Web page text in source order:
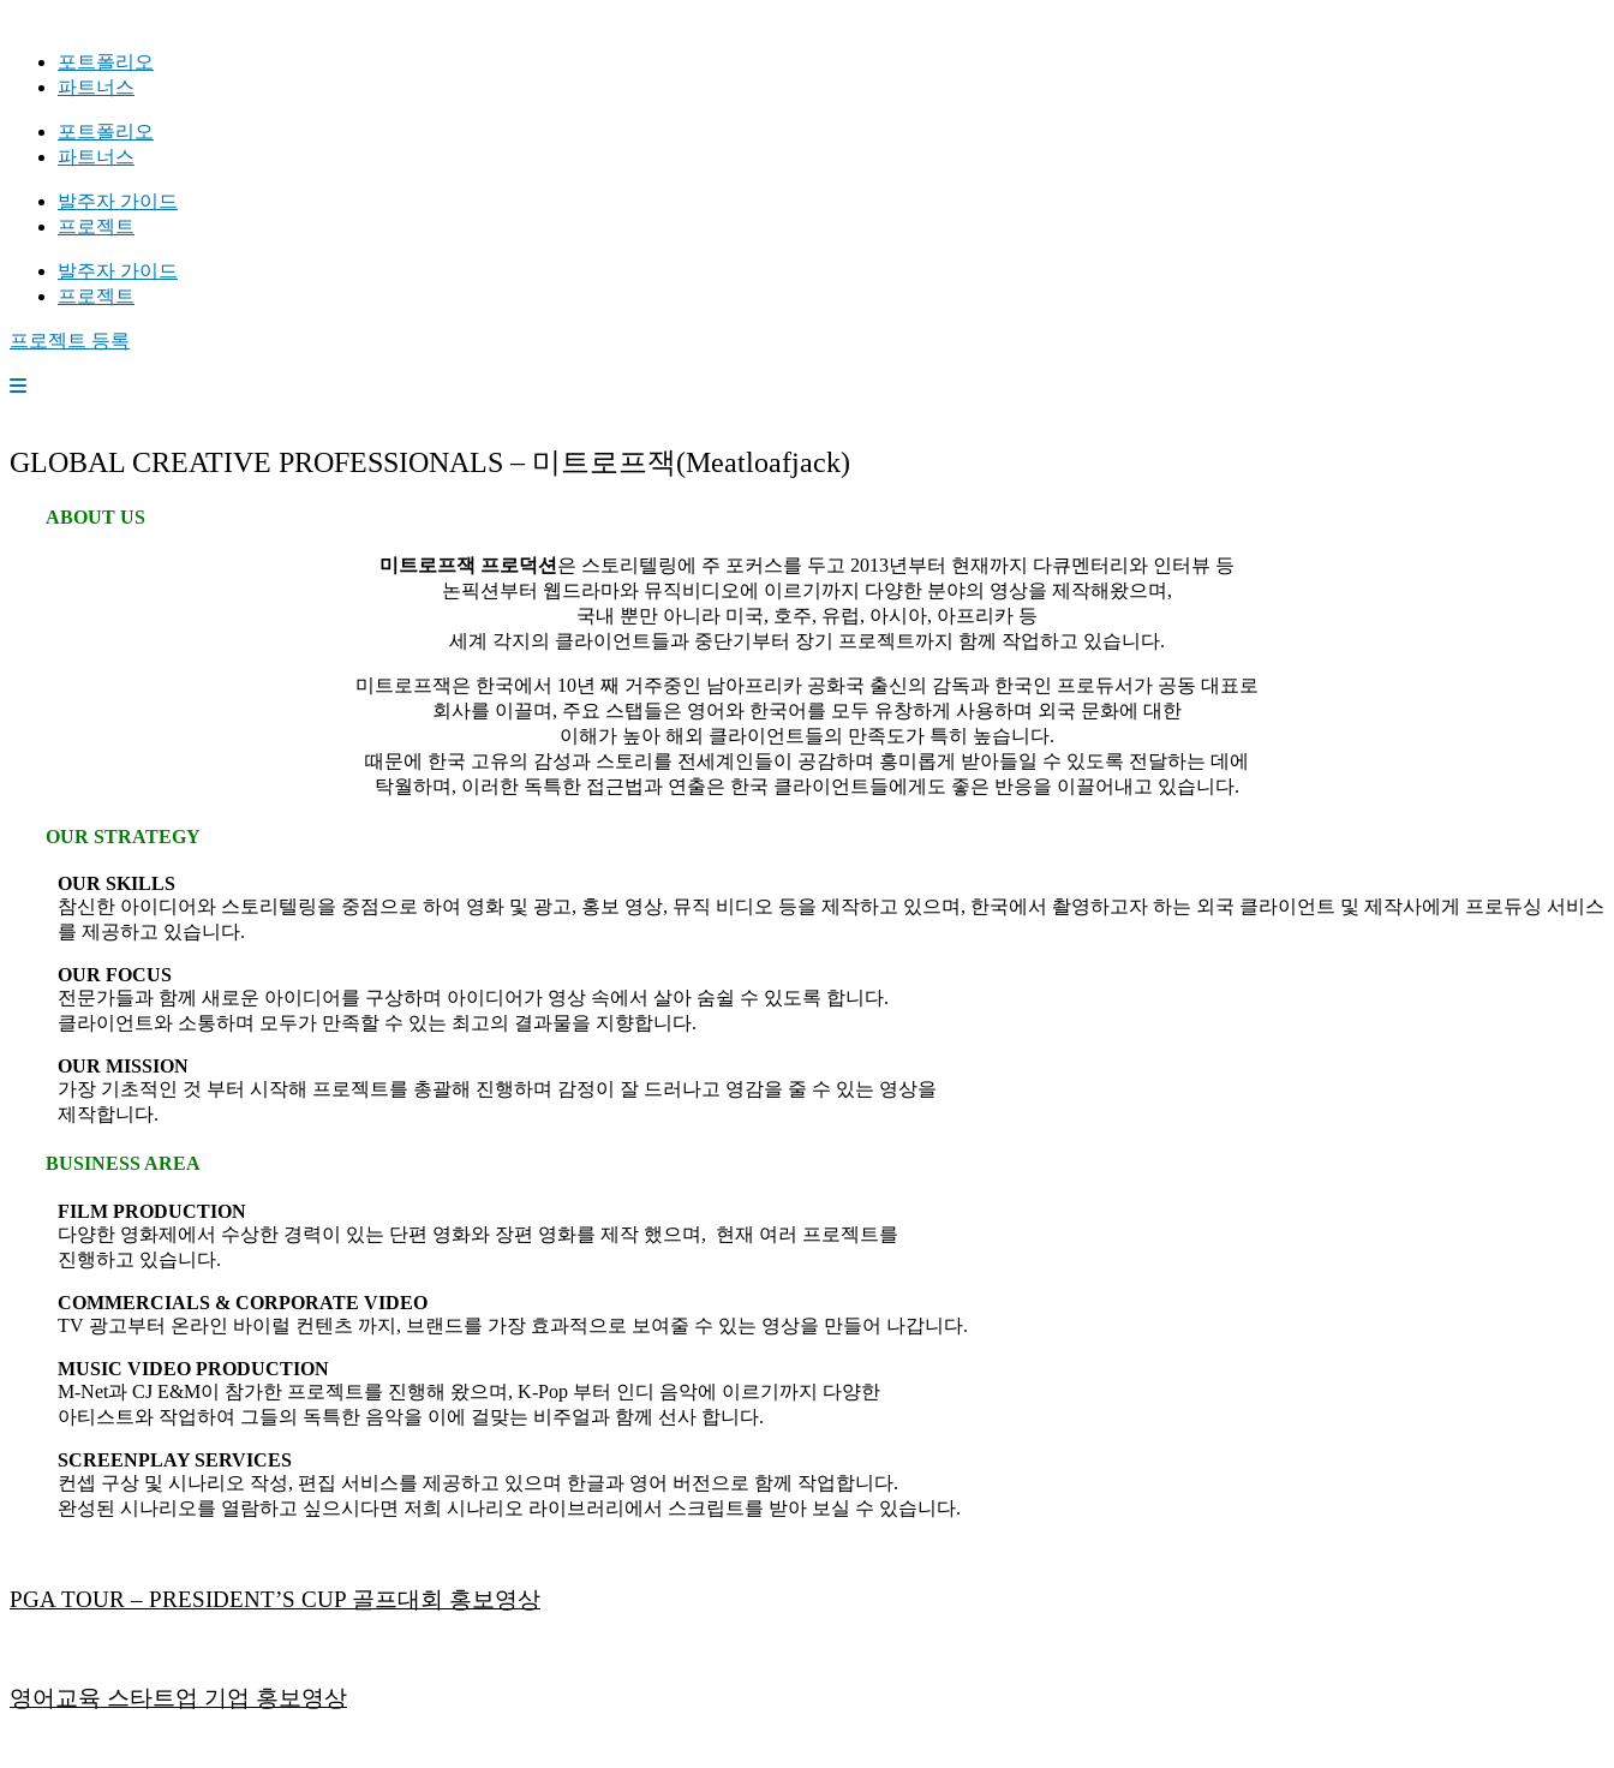
포트폴리오
파트너스
포트폴리오
파트너스
발주자 가이드
프로젝트
발주자 가이드
프로젝트
프로젝트 등록
GLOBAL CREATIVE PROFESSIONALS – 미트로프잭(Meatloafjack)
ABOUT US
미트로프잭 프로덕션은 스토리텔링에 주 포커스를 두고 2013년부터 현재까지 다큐멘터리와 인터뷰 등
논픽션부터 웹드라마와 뮤직비디오에 이르기까지 다양한 분야의 영상을 제작해왔으며,
국내 뿐만 아니라 미국, 호주, 유럽, 아시아, 아프리카 등
세계 각지의 클라이언트들과 중단기부터 장기 프로젝트까지 함께 작업하고 있습니다.
미트로프잭은 한국에서 10년 째 거주중인 남아프리카 공화국 출신의 감독과 한국인 프로듀서가 공동 대표로
회사를 이끌며, 주요 스탭들은 영어와 한국어를 모두 유창하게 사용하며 외국 문화에 대한
이해가 높아 해외 클라이언트들의 만족도가 특히 높습니다.
때문에 한국 고유의 감성과 스토리를 전세계인들이 공감하며 흥미롭게 받아들일 수 있도록 전달하는 데에
탁월하며, 이러한 독특한 접근법과 연출은 한국 클라이언트들에게도 좋은 반응을 이끌어내고 있습니다.
OUR STRATEGY
OUR SKILLS
참신한 아이디어와 스토리텔링을 중점으로 하여 영화 및 광고, 홍보 영상, 뮤직 비디오 등을 제작하고 있으며, 한국에서 촬영하고자 하는 외국 클라이언트 및 제작사에게 프로듀싱 서비스
를 제공하고 있습니다.
OUR FOCUS
전문가들과 함께 새로운 아이디어를 구상하며 아이디어가 영상 속에서 살아 숨쉴 수 있도록 합니다.
클라이언트와 소통하며 모두가 만족할 수 있는 최고의 결과물을 지향합니다.
OUR MISSION
가장 기초적인 것 부터 시작해 프로젝트를 총괄해 진행하며 감정이 잘 드러나고 영감을 줄 수 있는 영상을
제작합니다.
BUSINESS AREA
FILM PRODUCTION
다양한 영화제에서 수상한 경력이 있는 단편 영화와 장편 영화를 제작 했으며, 현재 여러 프로젝트를
진행하고 있습니다.
COMMERCIALS & CORPORATE VIDEO
TV 광고부터 온라인 바이럴 컨텐츠 까지, 브랜드를 가장 효과적으로 보여줄 수 있는 영상을 만들어 나갑니다.
MUSIC VIDEO PRODUCTION
M-Net과 CJ E&M이 참가한 프로젝트를 진행해 왔으며, K-Pop 부터 인디 음악에 이르기까지 다양한
아티스트와 작업하여 그들의 독특한 음악을 이에 걸맞는 비주얼과 함께 선사 합니다.
SCREENPLAY SERVICES
컨셉 구상 및 시나리오 작성, 편집 서비스를 제공하고 있으며 한글과 영어 버전으로 함께 작업합니다.
완성된 시나리오를 열람하고 싶으시다면 저희 시나리오 라이브러리에서 스크립트를 받아 보실 수 있습니다.
PGA TOUR – PRESIDENT’S CUP 골프대회 홍보영상
영어교육 스타트업 기업 홍보영상